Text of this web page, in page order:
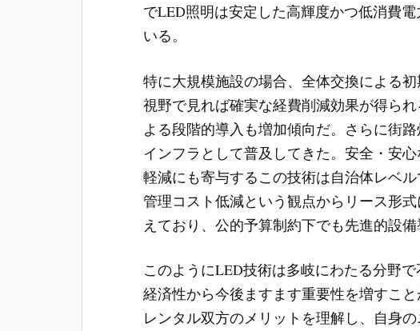
でLED照明は安定した高輝度かつ低消費
いる。
特に大規模施設の場合、全体交換による
視野で見れば確実な経費削減効果が得ら
よる段階的導入も増加傾向だ。さらに街
インフラとして普及してきた。安全・安
軽減にも寄与するこの技術は自治体レベ
管理コスト低減という観点からリース形
えており、公的予算制約下でも先進的設備
このようにLED技術は多岐にわたる分野
経済性から今後ますます重要性を増すこ
レンタル双方のメリットを理解し、自身